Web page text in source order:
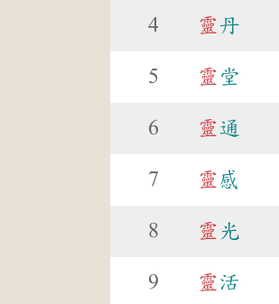
4 靈丹
5 靈 堂
6 靈通
7 靈感
8 靈 光
9 靈活